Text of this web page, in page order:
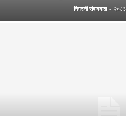
निगरानी संवाददाता -